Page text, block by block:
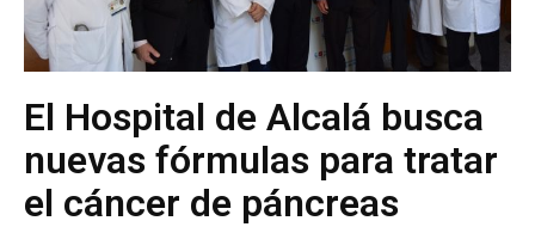
El Hospital de Alcalá busca
nuevas fórmulas para tratar
el cáncer de páncreas